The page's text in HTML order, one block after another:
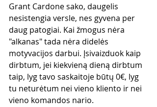
Grant Cardone sako, daugelis
nesistengia versle, nes gyvena per
daug patogiai. Kai žmogus nėra
"alkanas" tada nėra didelės
motyvacijos darbui. Įsivaizduok kaip
dirbtum, jei kiekvieną dieną dirbtum
taip, lyg tavo saskaitoje būtų 0€, lyg
tu neturėtum nei vieno kliento ir nei
vieno komandos nario.